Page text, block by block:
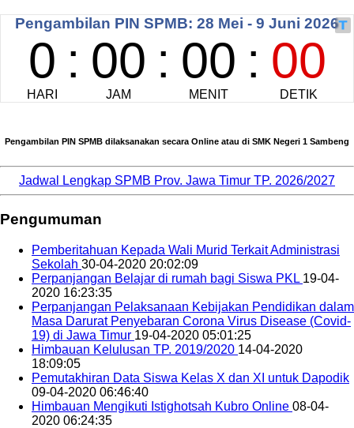
Pengambilan PIN SPMB dilaksanakan secara Online atau di SMK Negeri 1 Sambeng
Jadwal Lengkap SPMB Prov. Jawa Timur TP. 2026/2027
Pengumuman
Pemberitahuan Kepada Wali Murid Terkait Administrasi
Sekolah 30-04-2020 20:02:09
Perpanjangan Belajar di rumah bagi Siswa PKL 19-04-
2020 16:23:35
Perpanjangan Pelaksanaan Kebijakan Pendidikan dalam
Masa Darurat Penyebaran Corona Virus Disease (Covid-
19) di Jawa Timur 19-04-2020 05:01:25
Himbauan Kelulusan TP. 2019/2020 14-04-2020
18:09:05
Pemutakhiran Data Siswa Kelas X dan XI untuk Dapodik
09-04-2020 06:46:40
Himbauan Mengikuti Istighotsah Kubro Online 08-04-
2020 06:24:35